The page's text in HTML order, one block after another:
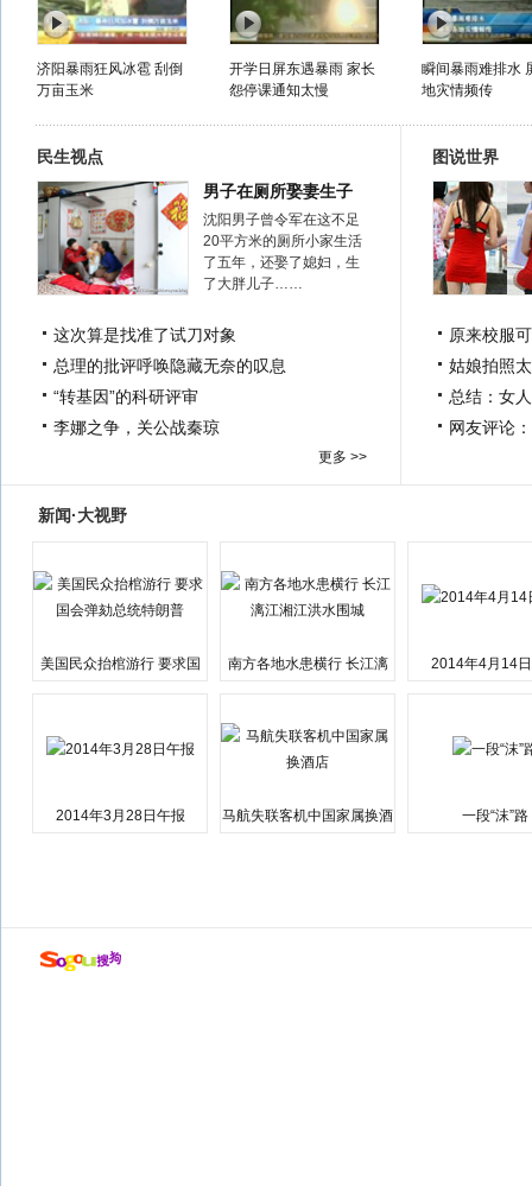
济阳暴雨狂风冰雹 刮倒
万亩玉米
开学日屏东遇暴雨 家长
怨停课通知太慢
瞬间暴雨难排水
地灾情频传
民生视点
男子在厕所娶妻生子
沈阳男子曾令军在这不足
20平方米的厕所小家生活
了五年，还娶了媳妇，生
了大胖儿子……
这次算是找准了试刀对象
总理的批评呼唤隐藏无奈的叹息
“转基因”的科研评审
李娜之争，关公战秦琼
更多 >>
图说世界
原来校服
姑娘拍照
总结：女
网友评论
新闻·大视野
美国民众抬棺游行 要求国
南方各地水患横行 长江漓
2014年4月14
2014年3月28日午报
马航失联客机中国家属换酒
一段“沫”路